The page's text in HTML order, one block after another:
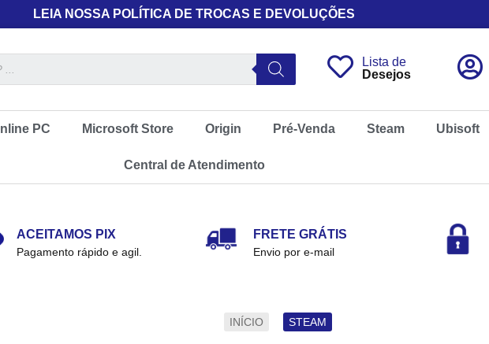
LEIA NOSSA POLÍTICA DE TROCAS E DEVOLUÇÕES
Lista de
Desejos
PC Microsoft Store Origin Pré-Venda Steam Ubisoft
Central de Atendimento
ACEITAMOS PIX
Pagamento rápido e agil.
FRETE GRÁTIS
Envio por e-mail
INÍCIO STEAM